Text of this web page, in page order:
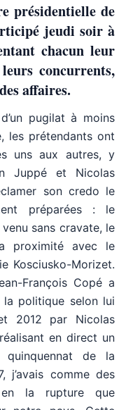
présidentielle de
jeudi soir à
chacun leur
concurrents,
affaires.
pugilat à moins
les prétendants ont
uns aux autres, y
Juppé et Nicolas
son credo le
préparées : le
sans cravate, le
proximité avec le
Kosciusko-Morizet.
François Copé a
politique selon lui
2012 par Nicolas
en direct un
quinquennat de la
comme des
en la rupture que